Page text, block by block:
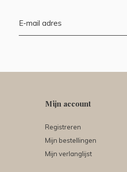
Mijn account
Registreren
Mijn bestellingen
Mijn verlanglijst